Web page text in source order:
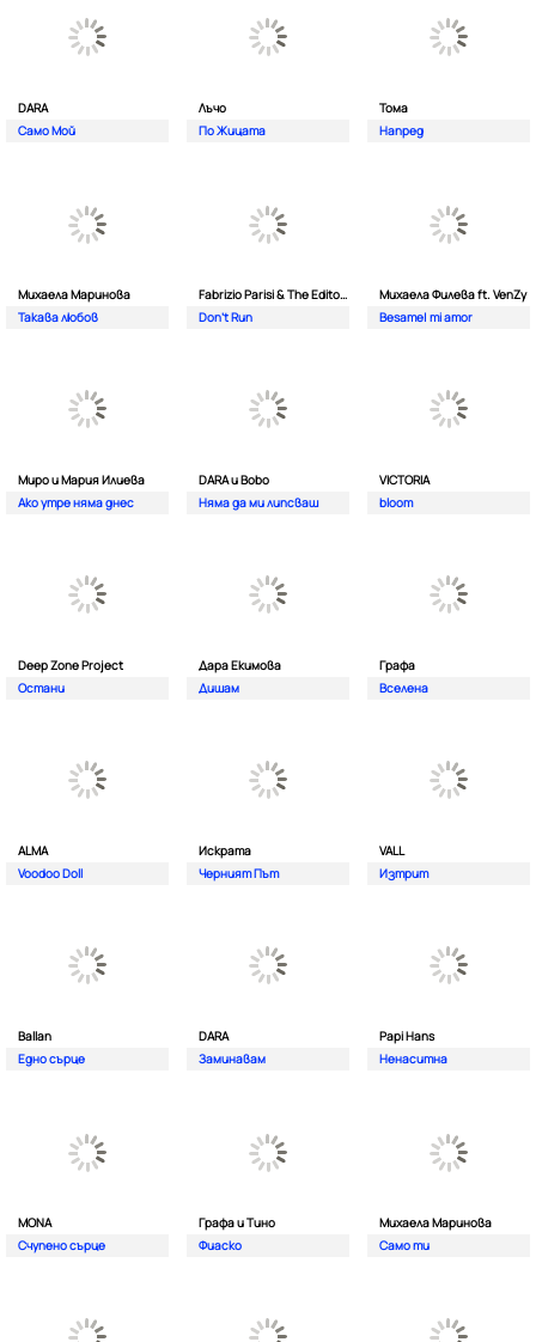
DARA
Само Мой
Лъчо
По Жицата
Тома
Напред
Михаела Маринова
Такава любов
Fabrizio Parisi & The Editor ft. ALMA
Don't Run
Михаела Филева ft. VenZy
Besame| mi amor
Миро и Мария Илиева
Ако утре няма днес
DARA и Bobo
Няма да ми липсваш
VICTORIA
bloom
Deep Zone Project
Остани
Дара Екимова
Дишам
Графа
Вселена
ALMA
Voodoo Doll
Искрата
Черният Път
VALL
Изтрит
Ballan
Едно сърце
DARA
Заминавам
Papi Hans
Ненаситна
MONA
Счупено сърце
Графа и Тино
Фиаско
Михаела Маринова
Само ти